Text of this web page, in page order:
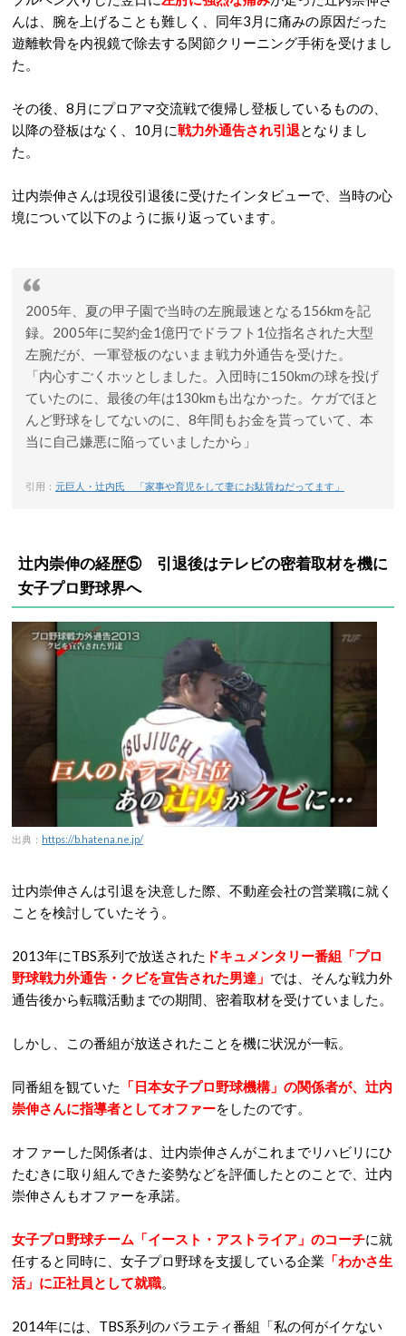
んは、腕を上げることも難しく、同年3月に痛みの原因だった
遊離軟骨を内視鏡で除去する関節クリーニング手術を受けまし
た。
その後、8月にプロアマ交流戦で復帰し登板しているものの、
以降の登板はなく、10月に戦力外通告され引退となりまし
た。
辻内崇伸さんは現役引退後に受けたインタビューで、当時の心
境について以下のように振り返っています。
2005年、夏の甲子園で当時の左腕最速となる156kmを記
録。2005年に契約金1億円でドラフト1位指名された大型
左腕だが、一軍登板のないまま戦力外通告を受けた。
「内心すごくホッとしました。入団時に150kmの球を投げ
ていたのに、最後の年は130kmも出なかった。ケガでほと
んど野球をしてないのに、8年間もお金を貰っていて、本
当に自己嫌悪に陥っていましたから」
引用： 元巨人・辻内氏 「家事や育児をして妻にお駄賃ねだってます」
辻内崇伸の経歴⑤ 引退後はテレビの密着取材を機に
女子プロ野球界へ
出典： https://b.hatena.ne.jp/
辻内崇伸さんは引退を決意した際、不動産会社の営業職に就く
ことを検討していたそう。
2013年にTBS系列で放送された ドキュメンタリー番組「プロ
野球戦力外通告・クビを宣告された男達」 では、そんな戦力外
通告後から転職活動までの期間、密着取材を受けていました。
しかし、この番組が放送されたことを機に状況が一転。
同番組を観ていた
「日本女子プロ野球機構」の関係者が、辻内
崇伸さんに指導者としてオファーをしたのです。
オファーした関係者は、辻内崇伸さんがこれまでリハビリにひ
たむきに取り組んできた姿勢などを評価したとのことで、辻内
崇伸さんもオファーを承諾。
女子プロ野球チーム「イースト・アストライア」のコーチに就
任すると同時に、女子プロ野球を支援している企業 「わかさ生
活」に正社員として就職。
2014年には、TBS系列のバラエティ番組「私の何がイケない